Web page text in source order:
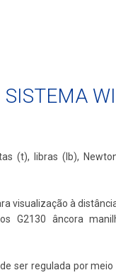
(t), libras (lb),
visualização à
G2130 âncora
ser regulada por meio